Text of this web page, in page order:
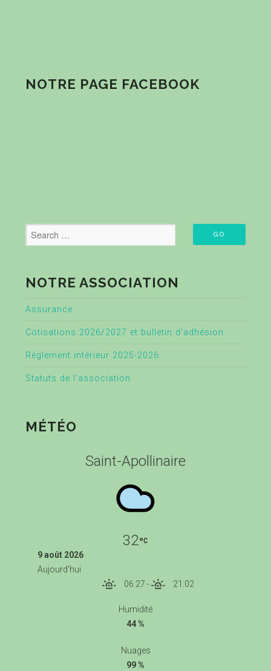
NOTRE PAGE FACEBOOK
NOTRE ASSOCIATION
Assurance
Cotisations 2026/2027 et bulletin d’adhésion
Règlement intérieur 2025-2026
Statuts de l’association
MÉTÉO
Saint-Apollinaire
32
9 août 2026
Aujourd'hui
06:27 - 21:02
Humidité
44 %
Nuages
99 %